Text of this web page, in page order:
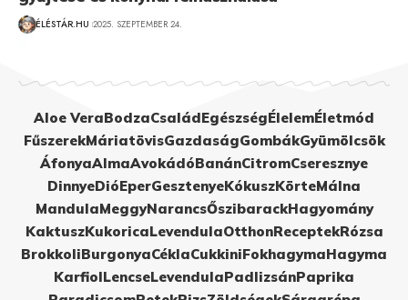
ÉLÉSTÁR.HU 2025. SZEPTEMBER 24.
Aloe VeraBodzaCsaládEgészségÉlelemÉletmód
FűszerekMáriatövisGazdaságGombákGyümölcsök
ÁfonyaAlmaAvokádóBanánCitromCseresznye
DinnyeDióEperGesztenyeKókuszKörteMálna
MandulaMeggyNarancsŐszibarackHagyomány
KaktuszKukoricaLevendulaOtthonReceptekRózsa
BrokkoliBurgonyaCéklaCukkiniFokhagymaHagyma
KarfiolLencseLevendulaPadlizsánPaprika